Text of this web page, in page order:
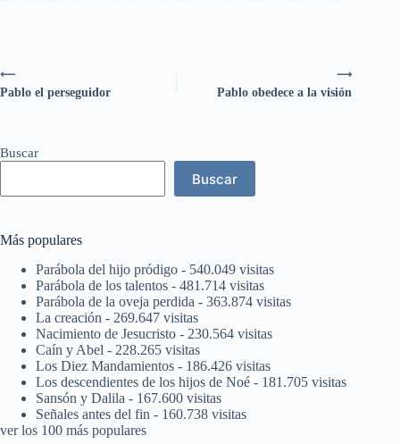
⟶
Pablo obedece a la visión
⟵
Pablo el perseguidor
Buscar
Buscar
Más populares
Parábola del hijo pródigo - 540.049 visitas
Parábola de los talentos - 481.714 visitas
Parábola de la oveja perdida - 363.874 visitas
La creación - 269.647 visitas
Nacimiento de Jesucristo - 230.564 visitas
Caín y Abel - 228.265 visitas
Los Diez Mandamientos - 186.426 visitas
Los descendientes de los hijos de Noé - 181.705 visitas
Sansón y Dalila - 167.600 visitas
Señales antes del fin - 160.738 visitas
ver los 100 más populares